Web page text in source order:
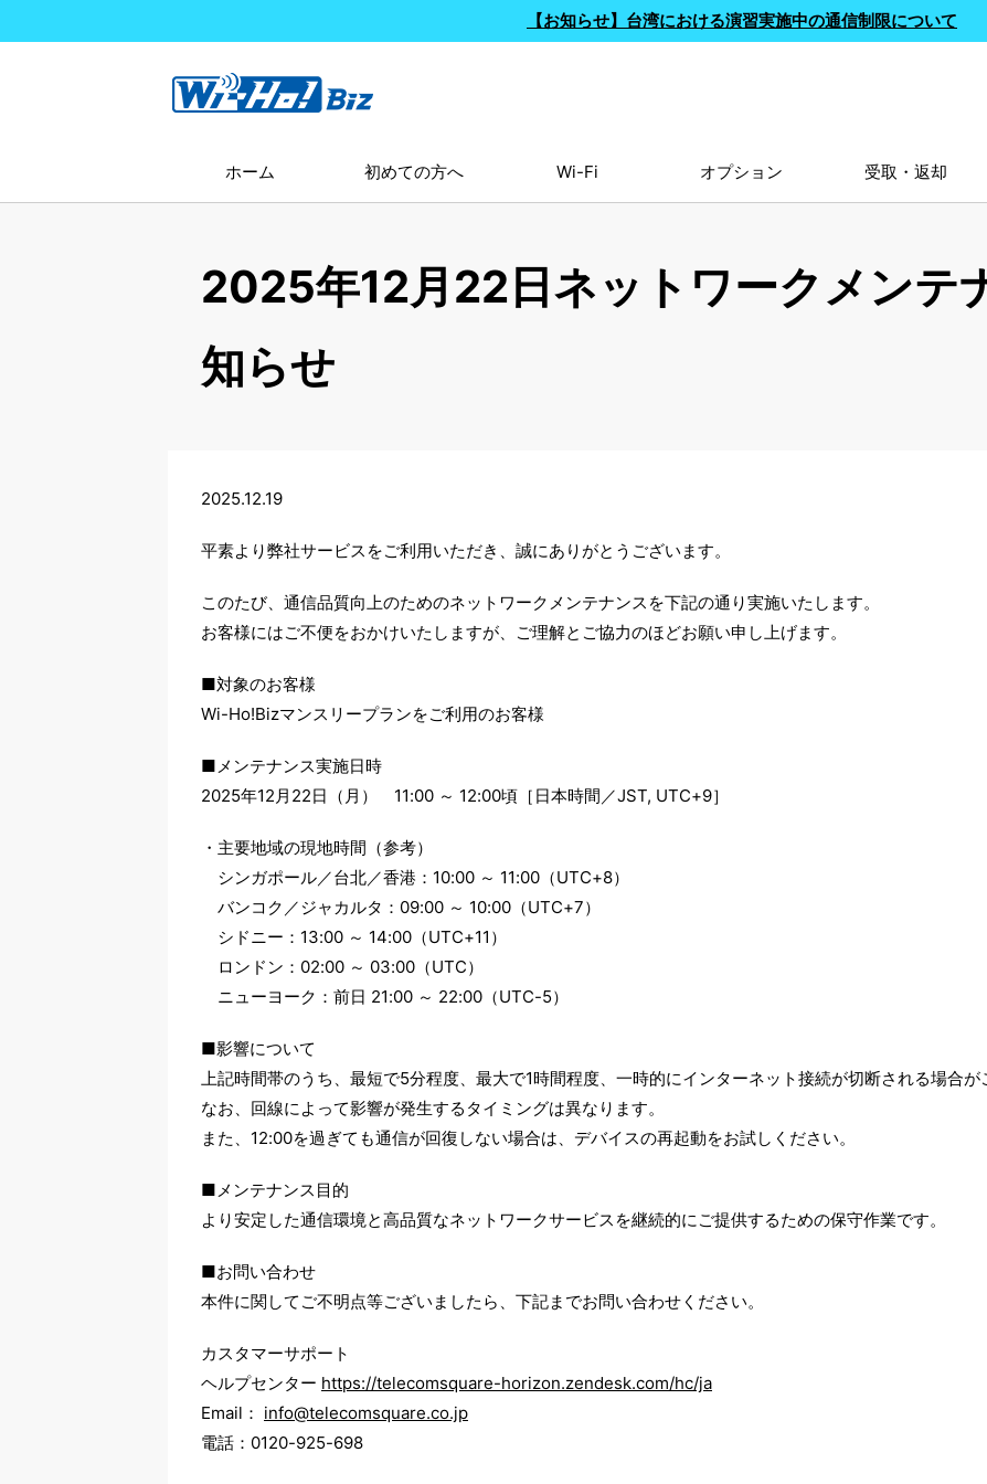
【お知らせ】台湾における演習実施中の通信制限について
ホーム 初めての方へ Wi-Fi オプション 受取・返却
2025年12月22日ネットワークメンテ
知らせ
2025.12.19
平素より弊社サービスをご利用いただき、誠にありがとうございます。
このたび、通信品質向上のためのネットワークメンテナンスを下記の通り実施いたします。
お客様にはご不便をおかけいたしますが、ご理解とご協力のほどお願い申し上げます。
■対象のお客様
Wi-Ho!Bizマンスリープランをご利用のお客様
■メンテナンス実施日時
2025年12月22日（月） 11:00 ～ 12:00頃［日本時間／JST, UTC+9］
・主要地域の現地時間（参考）
シンガポール／台北／香港：10:00 ～ 11:00（UTC+8）
バンコク／ジャカルタ：09:00 ～ 10:00（UTC+7）
シドニー：13:00 ～ 14:00（UTC+11）
ロンドン：02:00 ～ 03:00（UTC）
ニューヨーク：前日 21:00 ～ 22:00（UTC-5）
■影響について
上記時間帯のうち、最短で5分程度、最大で1時間程度、一時的にインターネット接続が切断される場合が
なお、回線によって影響が発生するタイミングは異なります。
また、12:00を過ぎても通信が回復しない場合は、デバイスの再起動をお試しください。
■メンテナンス目的
より安定した通信環境と高品質なネットワークサービスを継続的にご提供するための保守作業です。
■お問い合わせ
本件に関してご不明点等ございましたら、下記までお問い合わせください。
カスタマーサポート
ヘルプセンター https://telecomsquare-horizon.zendesk.com/hc/ja
Email： info@telecomsquare.co.jp
電話：0120-925-698